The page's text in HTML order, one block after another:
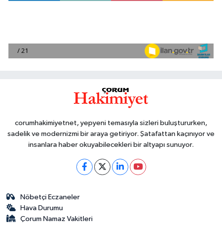
corumhakimiyetnet, yepyeni temasıyla sizleri buluştururken,
sadelik ve modernizmi bir araya getiriyor. Şatafattan kaçınıyor ve
insanlara haber okuyabilecekleri bir altyapı sunuyor.
Nöbetçi Eczaneler
Hava Durumu
Çorum Namaz Vakitleri